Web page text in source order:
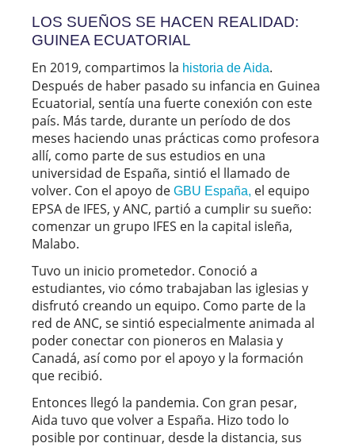
LOS SUEÑOS SE HACEN REALIDAD:
GUINEA ECUATORIAL
En 2019, compartimos la historia de Aida.
Después de haber pasado su infancia en Guinea
Ecuatorial, sentía una fuerte conexión con este
país. Más tarde, durante un período de dos
meses haciendo unas prácticas como profesora
allí, como parte de sus estudios en una
universidad de España, sintió el llamado de
volver. Con el apoyo de GBU España, el equipo
EPSA de IFES, y ANC, partió a cumplir su sueño:
comenzar un grupo IFES en la capital isleña,
Malabo.
Tuvo un inicio prometedor. Conoció a
estudiantes, vio cómo trabajaban las iglesias y
disfrutó creando un equipo. Como parte de la
red de ANC, se sintió especialmente animada al
poder conectar con pioneros en Malasia y
Canadá, así como por el apoyo y la formación
que recibió.
Entonces llegó la pandemia. Con gran pesar,
Aida tuvo que volver a España. Hizo todo lo
posible por continuar, desde la distancia, sus